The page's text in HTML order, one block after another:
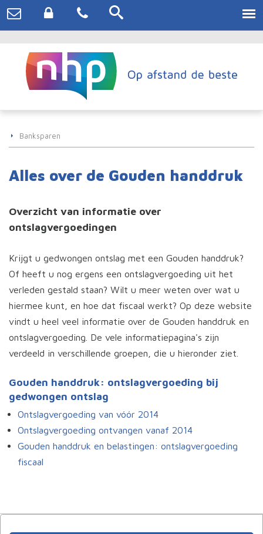
Banksparen
Alles over de Gouden handdruk
Overzicht van informatie over
ontslagvergoedingen
Krijgt u gedwongen ontslag met een Gouden handdruk?
Of heeft u nog ergens een ontslagvergoeding uit het
verleden gestald staan? Wilt u meer weten over wat u
hiermee kunt, en hoe dat fiscaal werkt? Op deze website
vindt u heel veel informatie over de Gouden handdruk en
ontslagvergoeding. De vele informatiepagina's zijn
verdeeld in verschillende groepen, die u hieronder ziet.
Gouden handdruk: ontslagvergoeding bij
gedwongen ontslag
Ontslagvergoeding van vóór 2014
Ontslagvergoeding ontvangen vanaf 2014
Gouden handdruk en belastingen: ontslagvergoeding
fiscaal